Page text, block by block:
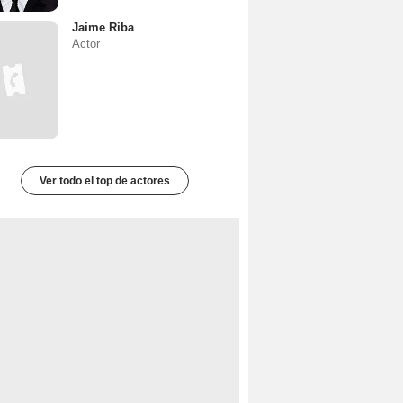
Jaime Riba
Actor
Ver todo el top de actores